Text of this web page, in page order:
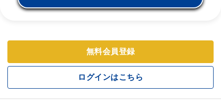
無料会員登録
ログインはこちら